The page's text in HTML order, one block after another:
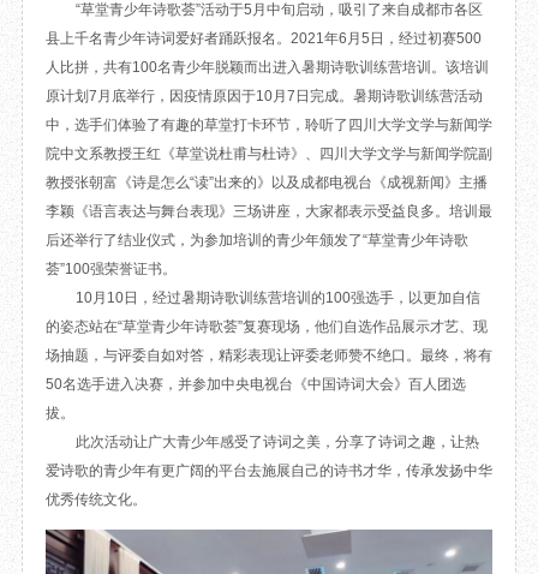
文创 杜甫草堂文创馆
文创精品
数字文创
IP授权
草堂艺术中心
文创咨询
景点 正门
大廨
诗史堂
柴门
工部祠
少陵草堂碑亭
茅屋景区
唐代遗址
草堂影壁
“草堂青少年诗歌荟”活动于5月中旬启动，吸引了来自成都市各区
县上千名青少年诗词爱好者踊跃报名。2021年6月5日，经过初赛500
人比拼，共有100名青少年脱颖而出进入暑期诗歌训练营培训。该培训
原计划7月底举行，因疫情原因于10月7日完成。暑期诗歌训练营活动
中，选手们体验了有趣的草堂打卡环节，聆听了四川大学文学与新闻学
院中文系教授王红《草堂说杜甫与杜诗》、四川大学文学与新闻学院副
教授张朝富《诗是怎么“读”出来的》以及成都电视台《成视新闻》主播
李颖《语言表达与舞台表现》三场讲座，大家都表示受益良多。培训最
后还举行了结业仪式，为参加培训的青少年颁发了“草堂青少年诗歌
荟”100强荣誉证书。
10月10日，经过暑期诗歌训练营培训的100强选手，以更加自信
的姿态站在“草堂青少年诗歌荟”复赛现场，他们自选作品展示才艺、现
场抽题，与评委自如对答，精彩表现让评委老师赞不绝口。最终，将有
50名选手进入决赛，并参加中央电视台《中国诗词大会》百人团选
拔。
此次活动让广大青少年感受了诗词之美，分享了诗词之趣，让热
爱诗歌的青少年有更广阔的平台去施展自己的诗书才华，传承发扬中华
优秀传统文化。